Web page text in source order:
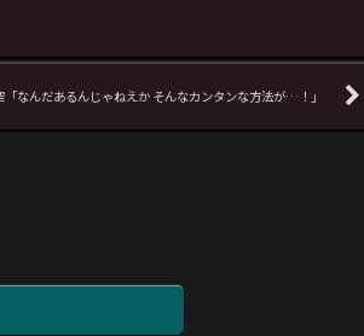
「なんだあるんじゃねえか そんなカンタンな方法が…！」